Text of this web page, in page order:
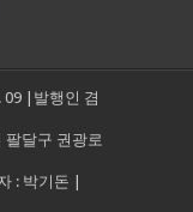
09 |발행인 겸
팔달구 권광로
: 박기돈 |